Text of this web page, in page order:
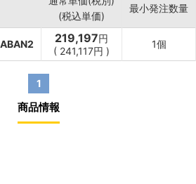
(税込単価)
最小発注数量
219,197円
( 241,117円 )
1個
1
商品情報